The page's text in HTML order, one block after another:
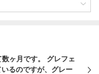
ヶ月です。 グレフェ
るのですが、グレー